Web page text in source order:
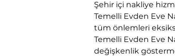
Şehir içi nakliye
Temelli Evden Eve
tüm önlemleri
Temelli Evden Eve
değişkenlik